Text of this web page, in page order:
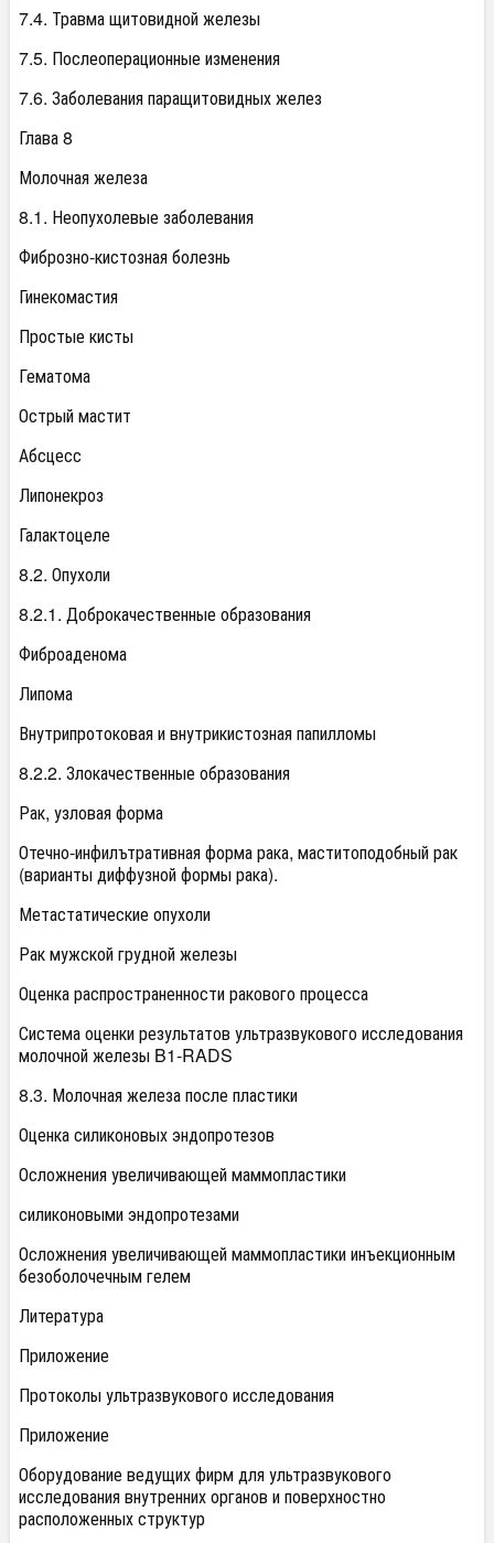
7.4. Травма щитовидной железы
7.5. Послеоперационные изменения
7.6. Заболевания паращитовидных желез
Глава 8
Молочная железа
8.1. Неопухолевые заболевания
Фиброзно-кистозная болезнь
Гинекомастия
Простые кисты
Гематома
Острый мастит
Абсцесс
Липонекроз
Галактоцеле
8.2. Опухоли
8.2.1. Доброкачественные образования
Фиброаденома
Липома
Внутрипротоковая и внутрикистозная папилломы
8.2.2. Злокачественные образования
Рак, узловая форма
Отечно-инфилътративная форма рака, маститоподобный рак
(варианты диффузной формы рака).
Метастатические опухоли
Рак мужской грудной железы
Оценка распространенности ракового процесса
Система оценки результатов ультразвукового исследования
молочной железы B1-RADS
8.3. Молочная железа после пластики
Оценка силиконовых эндопротезов
Осложнения увеличивающей маммопластики
силиконовыми эндопротезами
Осложнения увеличивающей маммопластики инъекционным
безоболочечным гелем
Литература
Приложение
Протоколы ультразвукового исследования
Приложение
Оборудование ведущих фирм для ультразвукового
исследования внутренних органов и поверхностно
расположенных структур